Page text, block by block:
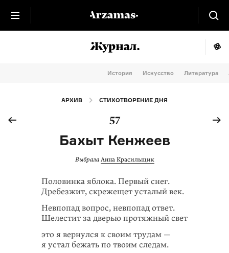
История Искусство Литература
АРХИВ СТИХОТВОРЕНИЕ ДНЯ
57
Бахыт Кенжеев
Выбрала Анна Красильщик
Половинка яблока. Первый снег.
Дребезжит, скрежещет усталый век.
Невпопад вопрос, невпопад ответ.
Шелестит за дверью протяжный свет
это я вернулся к своим трудам —
я устал бежать по твоим следам.